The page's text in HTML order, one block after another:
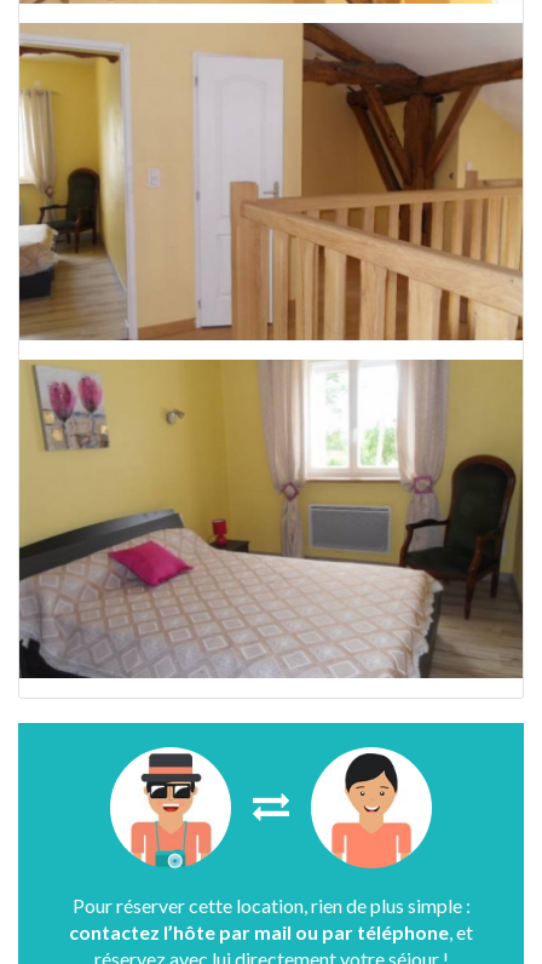
Pour réserver cette location, rien de plus simple :
contactez l’hôte par mail ou par téléphone , et
réservez avec lui directement votre séjour !